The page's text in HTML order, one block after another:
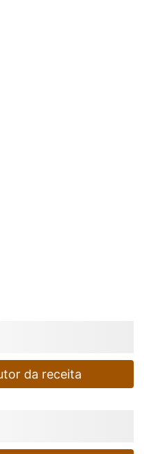
da receita